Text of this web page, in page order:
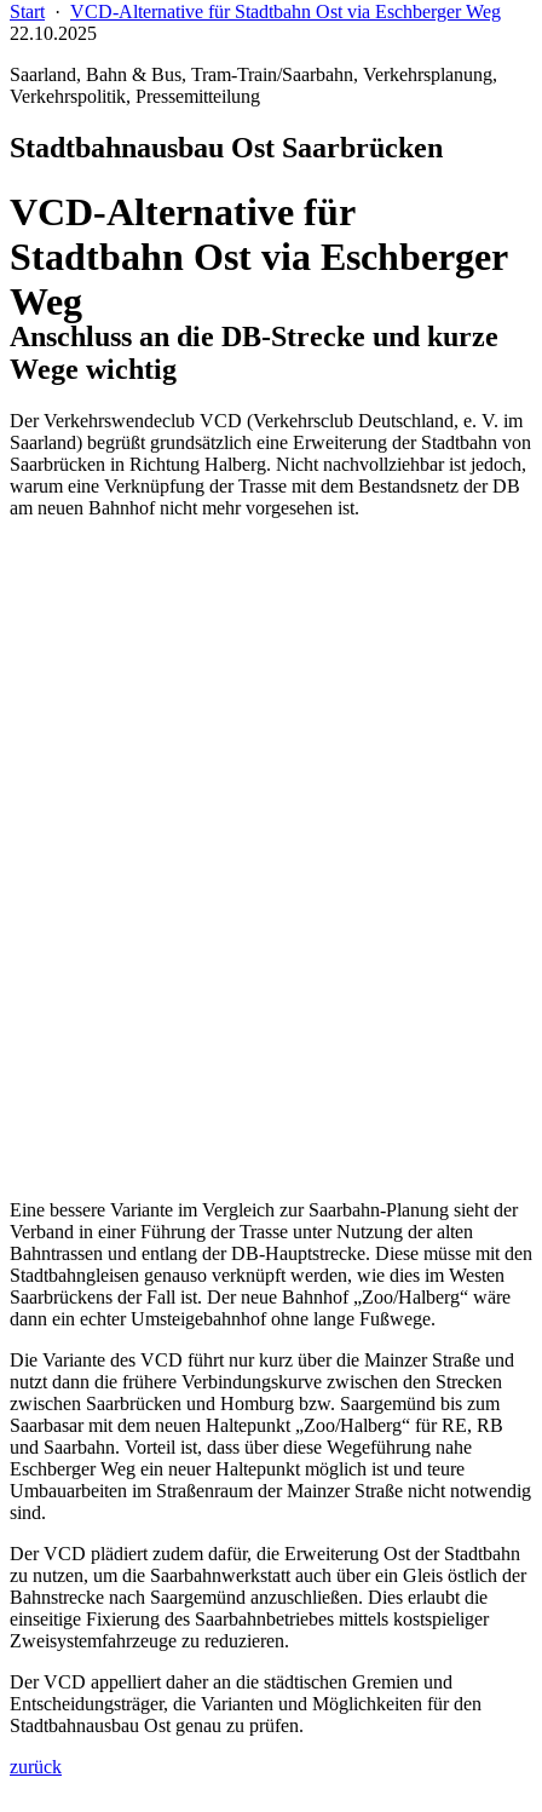
Start · VCD-Alternative für Stadtbahn Ost via Eschberger Weg
22.10.2025
Saarland, Bahn & Bus, Tram-Train/Saarbahn, Verkehrsplanung,
Verkehrspolitik, Pressemitteilung
Stadtbahnausbau Ost Saarbrücken
VCD-Alternative für
Stadtbahn Ost via Eschberger
Weg
Anschluss an die DB-Strecke und kurze
Wege wichtig
Der Verkehrswendeclub VCD (Verkehrsclub Deutschland, e. V. im
Saarland) begrüßt grundsätzlich eine Erweiterung der Stadtbahn von
Saarbrücken in Richtung Halberg. Nicht nachvollziehbar ist jedoch,
warum eine Verknüpfung der Trasse mit dem Bestandsnetz der DB
am neuen Bahnhof nicht mehr vorgesehen ist.
Eine bessere Variante im Vergleich zur Saarbahn-Planung sieht der
Verband in einer Führung der Trasse unter Nutzung der alten
Bahntrassen und entlang der DB-Hauptstrecke. Diese müsse mit den
Stadtbahngleisen genauso verknüpft werden, wie dies im Westen
Saarbrückens der Fall ist. Der neue Bahnhof „Zoo/Halberg“ wäre
dann ein echter Umsteigebahnhof ohne lange Fußwege.
Die Variante des VCD führt nur kurz über die Mainzer Straße und
nutzt dann die frühere Verbindungskurve zwischen den Strecken
zwischen Saarbrücken und Homburg bzw. Saargemünd bis zum
Saarbasar mit dem neuen Haltepunkt „Zoo/Halberg“ für RE, RB
und Saarbahn. Vorteil ist, dass über diese Wegeführung nahe
Eschberger Weg ein neuer Haltepunkt möglich ist und teure
Umbauarbeiten im Straßenraum der Mainzer Straße nicht notwendig
sind.
Der VCD plädiert zudem dafür, die Erweiterung Ost der Stadtbahn
zu nutzen, um die Saarbahnwerkstatt auch über ein Gleis östlich der
Bahnstrecke nach Saargemünd anzuschließen. Dies erlaubt die
einseitige Fixierung des Saarbahnbetriebes mittels kostspieliger
Zweisystemfahrzeuge zu reduzieren.
Der VCD appelliert daher an die städtischen Gremien und
Entscheidungsträger, die Varianten und Möglichkeiten für den
Stadtbahnausbau Ost genau zu prüfen.
zurück